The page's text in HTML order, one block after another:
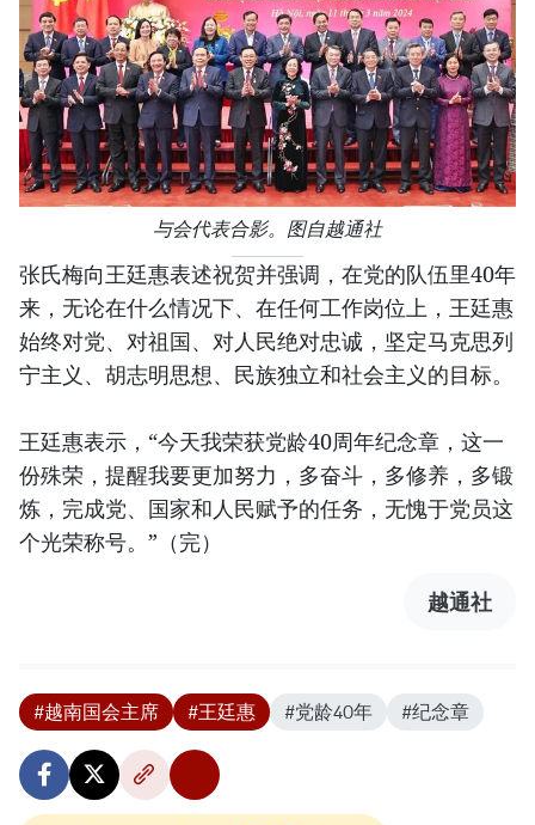
与会代表合影。图自越通社
张氏梅向王廷惠表述祝贺并强调，在党的队伍里40年
来，无论在什么情况下、在任何工作岗位上，王廷惠
始终对党、对祖国、对人民绝对忠诚，坚定马克思列
宁主义、胡志明思想、民族独立和社会主义的目标。
王廷惠表示，“今天我荣获党龄40周年纪念章，这一
份殊荣，提醒我要更加努力，多奋斗，多修养，多锻
炼，完成党、国家和人民赋予的任务，无愧于党员这
个光荣称号。”（完）
越通社
#越南国会主席 #王廷惠 #党龄40年 #纪念章